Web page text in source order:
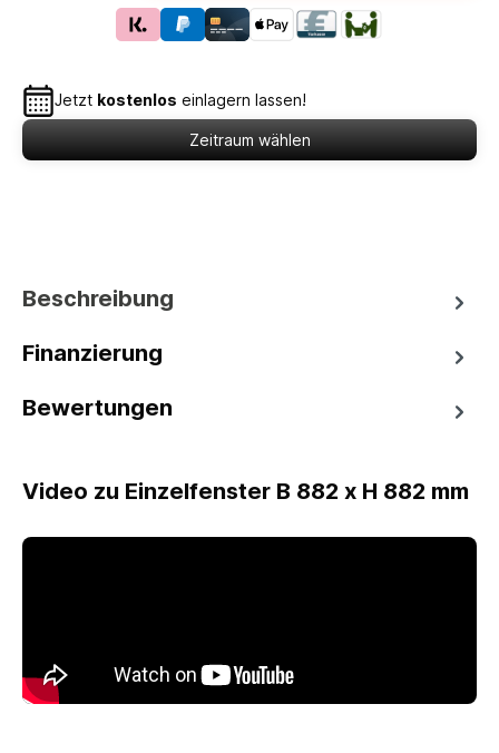
Jetzt kostenlos einlagern lassen!
Zeitraum wählen
Beschreibung
Finanzierung
Bewertungen
Video zu Einzelfenster B 882 x H 882 mm